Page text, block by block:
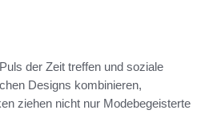
der Zeit treffen und soziale
Designs kombinieren,
ziehen nicht nur Modebegeisterte